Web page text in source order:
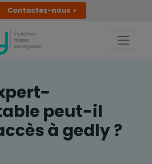
Contactez-nous
peut-il
à gedly ?